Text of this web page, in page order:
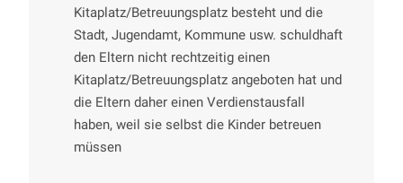
Kitaplatz/Betreuungsplatz besteht und die
Stadt, Jugendamt, Kommune usw. schuldhaft
den Eltern nicht rechtzeitig einen
Kitaplatz/Betreuungsplatz angeboten hat und
die Eltern daher einen Verdienstausfall
haben, weil sie selbst die Kinder betreuen
müssen